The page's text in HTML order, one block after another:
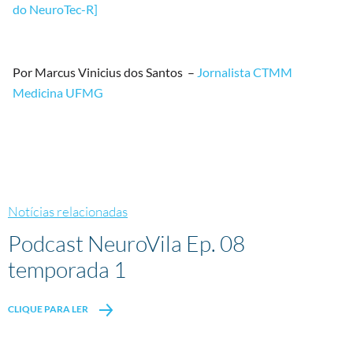
do NeuroTec-R]
Por Marcus Vinicius dos Santos – Jornalista CTMM
Medicina UFMG
Notícias relacionadas
Podcast NeuroVila Ep. 08
temporada 1
CLIQUE PARA LER